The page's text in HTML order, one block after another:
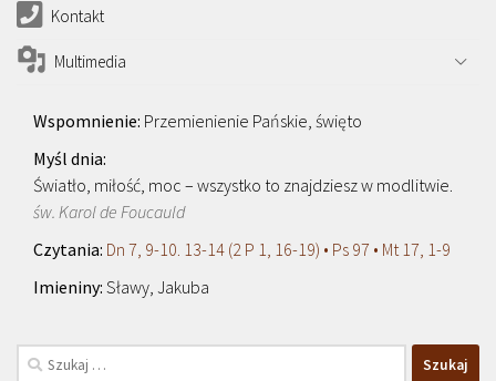
Kontakt
Multimedia
Przemienienie Pańskie, święto
Światło, miłość, moc – wszystko to znajdziesz w modlitwie.
św. Karol de Foucauld
Dn 7, 9-10. 13-14 (2 P 1, 16-19) • Ps 97 • Mt 17, 1-9
Sławy, Jakuba
Szukaj: